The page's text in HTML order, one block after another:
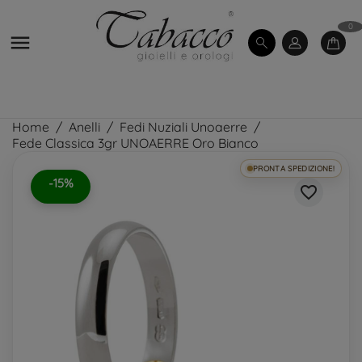

0
Home Anelli
Fedi Nuziali Unoaerre
Fede Classica 3gr UNOAERRE Oro Bianco
-15%
PRONTA SPEDIZIONE!
favorite_border